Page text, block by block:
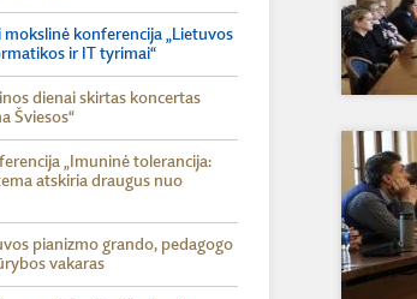
konferencija „Lietuvos
ir IT tyrimai“
dienai skirtas koncertas
Šviesos“
„Imuninė tolerancija:
atskiria draugus nuo
pianizmo grando, pedagogo
vakaras